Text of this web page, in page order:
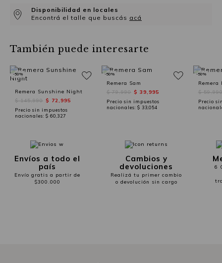
Disponibilidad en locales
Encontrá el talle que buscás acá
También puede interesarte
Remera Sunshine Night
$ 145,990 $ 72,995
Precio sin impuestos
nacionales: $ 60,327
-50%
Remera Sam
$ 79,990 $ 39,995
Precio sin impuestos
nacionales: $ 33,054
-50%
$
Precio
-50%
Envíos a todo el
país
Envío gratis a partir de
$300.000
Cambios y
devoluciones
Realizá tu primer cambio
o devolución sin cargo
6